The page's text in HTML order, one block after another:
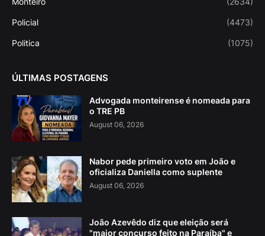
Policial (4473)
Politica (1075)
ÚLTIMAS POSTAGENS
Advogada monteirense é nomeada para
o TRE PB
August 06, 2026
Nabor pede primeiro voto em João e
oficializa Daniella como suplente
August 06, 2026
João Azevêdo diz que eleição será
"maior concurso feito na Paraíba" e